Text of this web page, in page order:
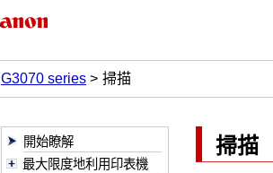
G3070 series 掃描
開始瞭解
最大限度地利用印表機
掃描